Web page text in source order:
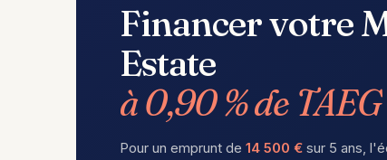
Financer votre
Estate
à 0,90 % de TAEG
Pour un emprunt de 14 500 € sur 5 ans,